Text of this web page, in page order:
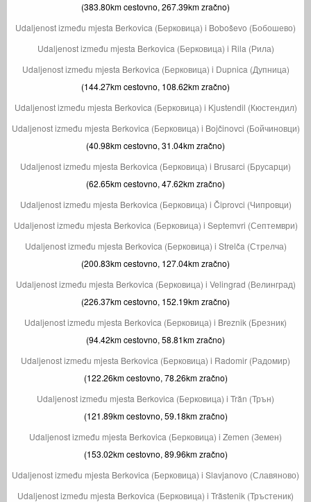
(383.80km cestovno, 267.39km zračno)
Udaljenost između mjesta Berkovica (Берковица) i Boboševo (Бобошево)
Udaljenost između mjesta Berkovica (Берковица) i Rila (Рила)
Udaljenost između mjesta Berkovica (Берковица) i Dupnica (Дупница)
(144.27km cestovno, 108.62km zračno)
Udaljenost između mjesta Berkovica (Берковица) i Kjustendil (Кюстендил)
Udaljenost između mjesta Berkovica (Берковица) i Bojčinovci (Бойчиновци)
(40.98km cestovno, 31.04km zračno)
Udaljenost između mjesta Berkovica (Берковица) i Brusarci (Брусарци)
(62.65km cestovno, 47.62km zračno)
Udaljenost između mjesta Berkovica (Берковица) i Čiprovci (Чипровци)
Udaljenost između mjesta Berkovica (Берковица) i Septemvri (Септември)
Udaljenost između mjesta Berkovica (Берковица) i Strelča (Стрелча)
(200.83km cestovno, 127.04km zračno)
Udaljenost između mjesta Berkovica (Берковица) i Velingrad (Велинград)
(226.37km cestovno, 152.19km zračno)
Udaljenost između mjesta Berkovica (Берковица) i Breznik (Брезник)
(94.42km cestovno, 58.81km zračno)
Udaljenost između mjesta Berkovica (Берковица) i Radomir (Радомир)
(122.26km cestovno, 78.26km zračno)
Udaljenost između mjesta Berkovica (Берковица) i Trăn (Трън)
(121.89km cestovno, 59.18km zračno)
Udaljenost između mjesta Berkovica (Берковица) i Zemen (Земен)
(153.02km cestovno, 89.96km zračno)
Udaljenost između mjesta Berkovica (Берковица) i Slavjanovo (Славяново)
Udaljenost između mjesta Berkovica (Берковица) i Trăstenik (Тръстеник)